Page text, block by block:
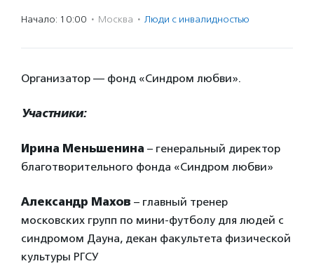
Начало: 10:00 · Москва · Люди с инвалидностью
Организатор — фонд «Синдром любви».
Участники:
Ирина Меньшенина – генеральный директор
благотворительного фонда «Синдром любви»
Александр Махов – главный тренер
московских групп по мини-футболу для людей с
синдромом Дауна, декан факультета физической
культуры РГСУ